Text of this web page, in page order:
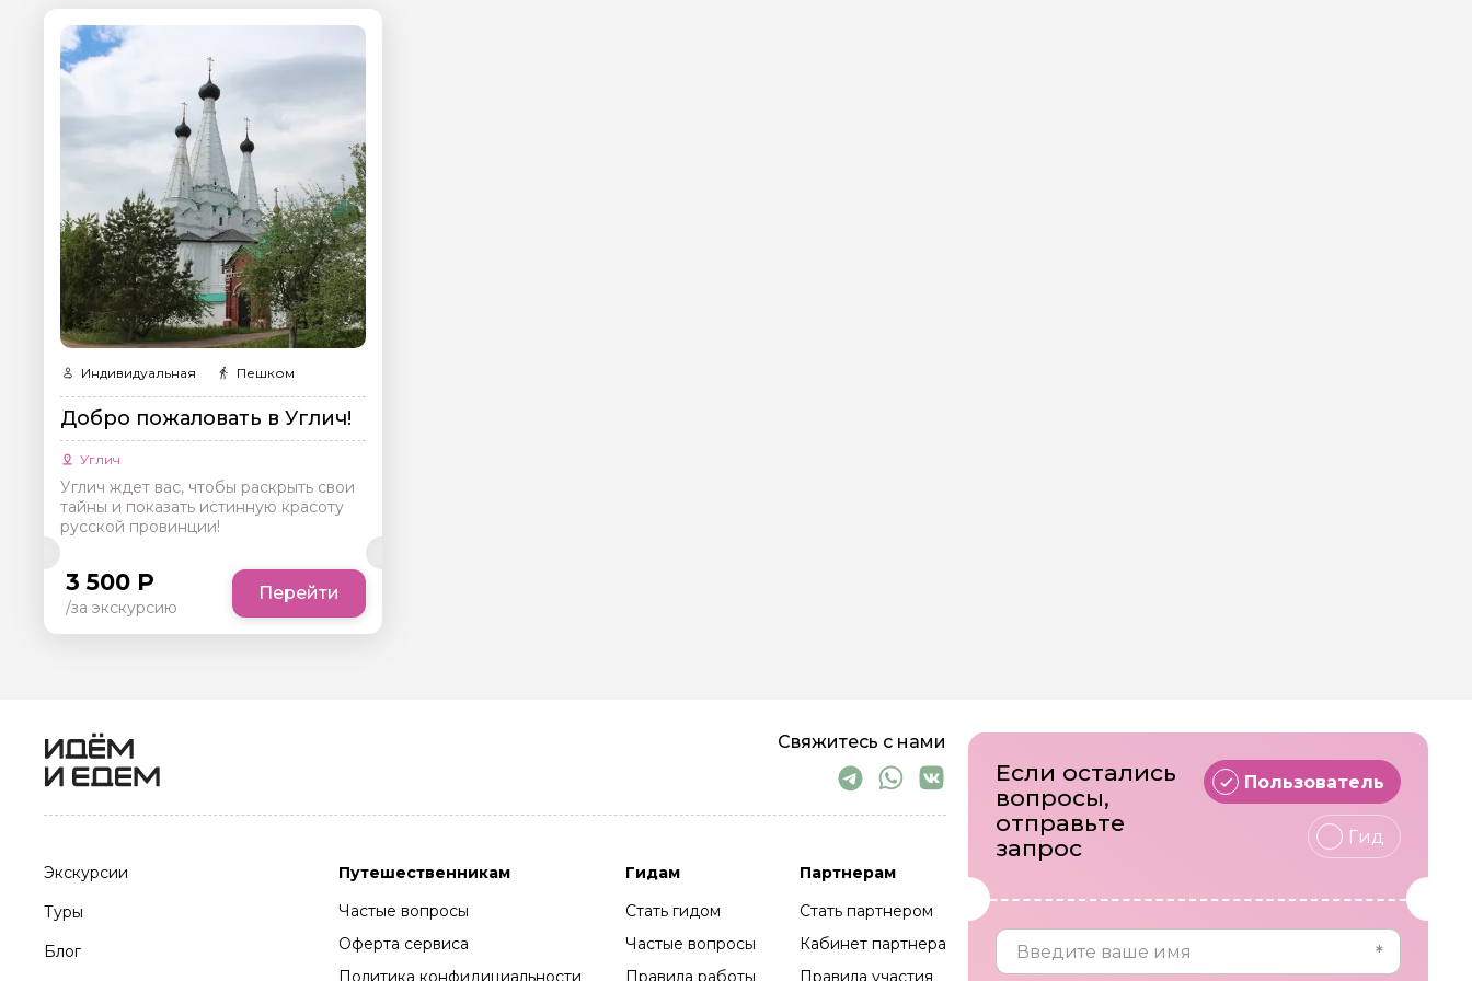
Индивидуальная Пешком
Добро пожаловать в Углич!
Углич
Углич ждет вас, чтобы раскрыть свои
тайны и показать истинную красоту
русской провинции!
3 500 Р
/за экскурсию
Перейти
Свяжитесь с нами
Экскурсии
Туры
Блог
Путешественникам
Частые вопросы
Оферта сервиса
Политика конфидициальности
Гидам
Стать гидом
Частые вопросы
Правила работы
Партнерам
Стать партнером
Кабинет партнера
Правила участия
Если остались
вопросы,
отправьте
запрос
Пользователь
Гид
Я даю своё согласие на обработку